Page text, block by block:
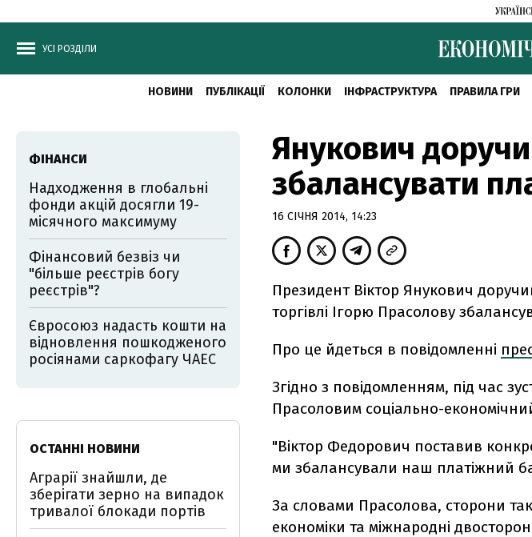
УСІ РОЗДІЛИ
НОВИНИ ПУБЛІКАЦІЇ КОЛОНКИ ІНФРАСТРУКТУРА ПРАВИЛА ГРИ
Янукович
збалансувати
16 СІЧНЯ 2014, 14:23
Президент Віктор Янукович
торгівлі Ігорю Прасолову
Про це йдеться в повідомленні
Згідно з повідомленням, під час
Прасоловим соціально-
"Віктор Федорович поставив
ми збалансували наш платіжний
За словами Прасолова, сторони
економіки та міжнародні
ФІНАНСИ
Надходження в глобальні
фонди акцій досягли 19-
місячного максимуму
Фінансовий безвіз чи
"більше реєстрів богу
реєстрів"?
Євросоюз надасть кошти на
відновлення пошкодженого
росіянами саркофагу ЧАЕС
ОСТАННІ НОВИНИ
Аграрії знайшли, де
зберігати зерно на випадок
тривалої блокади портів